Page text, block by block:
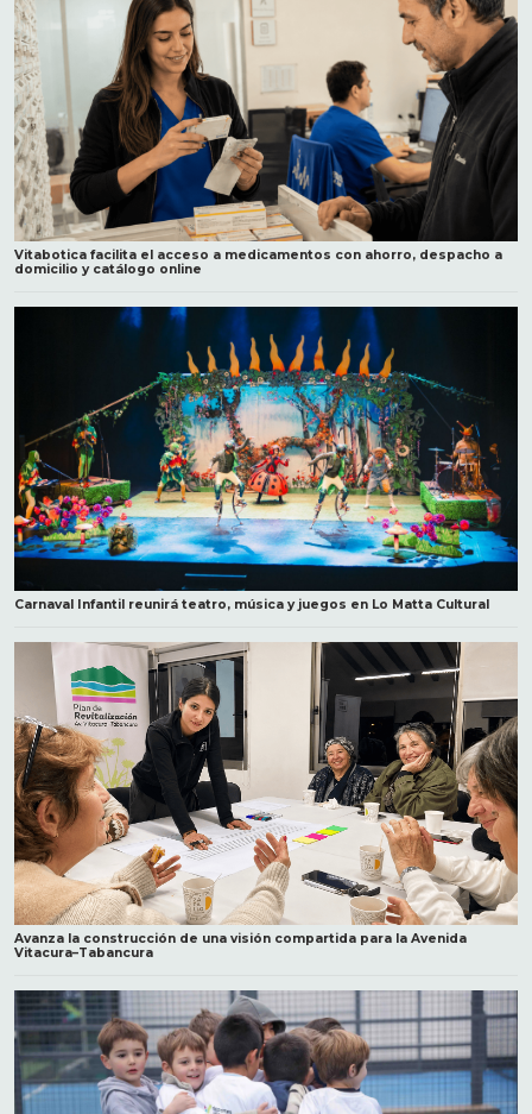
Vitabotica facilita el acceso a medicamentos con ahorro, despacho a
domicilio y catálogo online
Carnaval Infantil reunirá teatro, música y juegos en Lo Matta Cultural
Avanza la construcción de una visión compartida para la Avenida
Vitacura–Tabancura